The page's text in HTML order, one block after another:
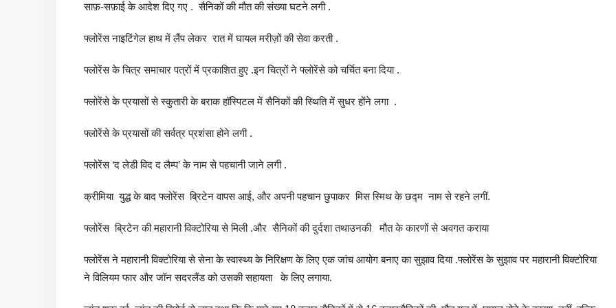
साफ़-सफ़ाई के आदेश दिए गए . सैनिकों की मौत की संख्या घटने लगी .
फ्लोरेंस नाइटिंगेल हाथ में लैंप लेकर रात में घायल मरीज़ों की सेवा करती .
फ्लोरेंस के चित्र समाचार पत्रों में प्रकाशित हुए .इन चित्रों ने फ्लोरेंसे को चर्चित बना दिया .
फ्लोरेंसे के प्रयासों से स्कुतारी के बराक हॉस्पिटल में सैनिकों की स्थिति में सुधर होंने लगा .
फ्लोरेंसे के प्रयासों की सर्वत्र प्रशंसा होने लगी .
फ्लोरेंस ‘द लेडी विद द लैम्प’ के नाम से पहचानी जाने लगी .
क्रीमिया युद्ध के बाद फ्लोरेंस ब्रिटेन वापस आई, और अपनी पहचान छुपाकर मिस स्मिथ के छद्म नाम से रहने लगीं.
फ्लोरेंस ब्रिटेन की महारानी विक्टोरिया से मिली .और सैनिकों की दुर्दशा तथाउनकी मौत के कारणों से अवगत कराया
फ्लोरेंस ने महारानी विक्टोरिया से सेना के स्वास्थ्य के निरिक्षण के लिए एक जांच आयोग बनाए का सुझाव दिया .फ्लोरेंस के सुझाव पर महारानी विक्टोरिया
ने विलियम फार और जॉन सदरलैंड को उसकी सहायता के लिए लगाया.